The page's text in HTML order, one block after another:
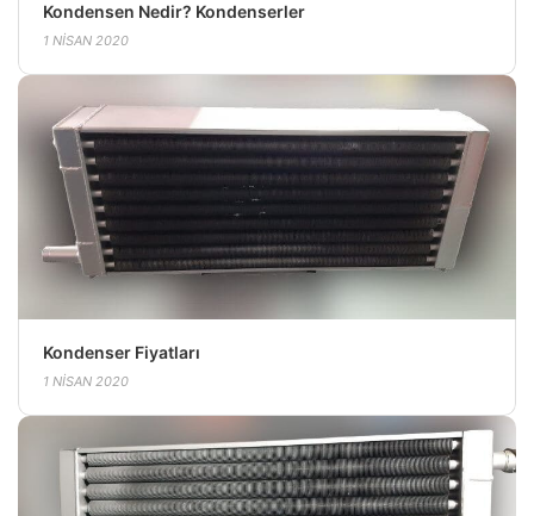
Kondensen Nedir? Kondenserler
1 NISAN 2020
Kondenser Fiyatları
1 NISAN 2020